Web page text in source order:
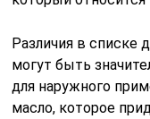
Различия в списке
могут быть
для наружного
масло, которое